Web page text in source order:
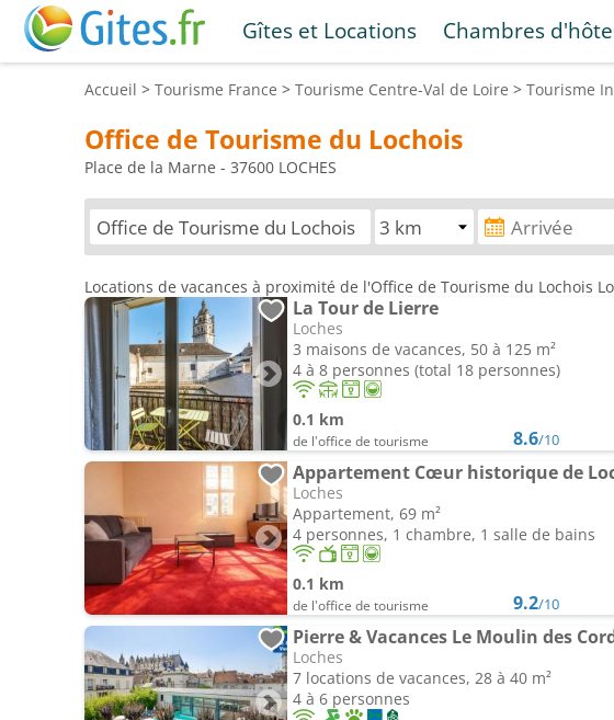
Gîtes et Locations Chambres
Accueil > Tourisme France > Tourisme Centre-Val de Loire > Tourisme
Office de Tourisme du Lochois
Place de la Marne - 37600 LOCHES
Locations de vacances à proximité de l'Office de Tourisme du Lochois
La Tour de Lierre
Loches
3 maisons de vacances, 50 à 125 m²
4 à 8 personnes (total 18 personnes)
0.1 km
de l'office de tourisme 8.6/10
Loches
Appartement, 69 m²
4 personnes, 1 chambre, 1 salle de bains
0.1 km
de l'office de tourisme 9.2/10
Pierre & Vacances Le Moulin des
Loches
7 locations de vacances, 28 à 40 m²
4 à 6 personnes